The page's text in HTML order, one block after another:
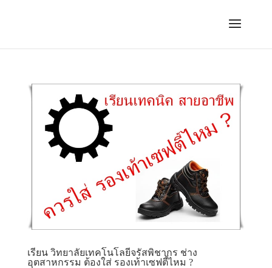
เรียน วิทยาลัยเทคโนโลยีจรัสพิชากร ช่าง
อุตสาหกรรม ต้องใส่ รองเท้าเซฟตี้ไหม ?